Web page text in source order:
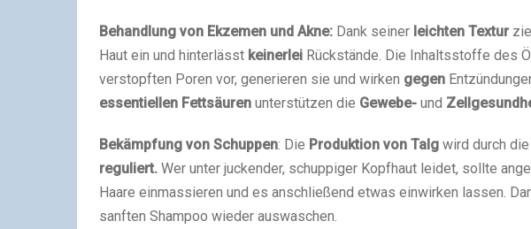
Behandlung von Ekzemen und Akne: Dank seiner leichten Textur
Haut ein und hinterlässt keinerlei Rückstände. Die Inhaltsstoffe des
verstopften Poren vor, generieren sie und wirken gegen
essentiellen Fettsäuren unterstützen die Gewebe- und
Bekämpfung von Schuppen: Die Produktion von Talg wird durch
reguliert. Wer unter juckender, schuppiger Kopfhaut leidet, sollte
Haare einmassieren und es anschließend etwas einwirken lassen.
sanften Shampoo wieder auswaschen.